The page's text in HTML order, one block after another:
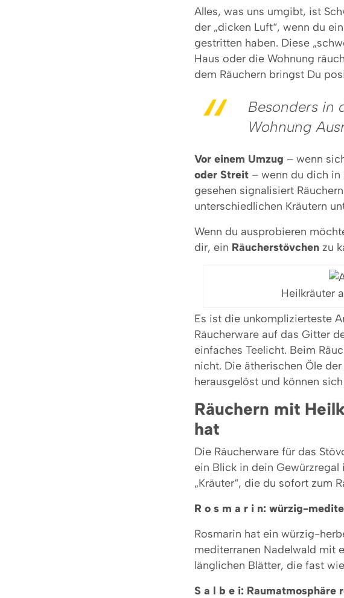
Alles, was uns umgibt, ist
der „dicken Luft“, wenn du
gestritten haben. Diese
Haus oder die Wohnung
dem Räuchern bringst Du
Besonders in
Wohnung
Vor einem Umzug – wenn
oder Streit – wenn du dich in
gesehen signalisiert
unterschiedlichen Kräutern
Wenn du ausprobieren
dir, ein Räucherstövchen zu
Heilkräuter
Es ist die unkomplizierteste
Räucherware auf das Gitter
einfaches Teelicht. Beim
nicht. Die ätherischen Öle
herausgelöst und können
Räuchern mit
hat
Die Räucherware für das
ein Blick in dein
„Kräuter“, die du sofort zum
R o s m a r i n: würzig-
Rosmarin hat ein würzig-
mediterranen Nadelwald mit
länglichen Blätter, die fast
S a l b e i: Raumatmosphäre